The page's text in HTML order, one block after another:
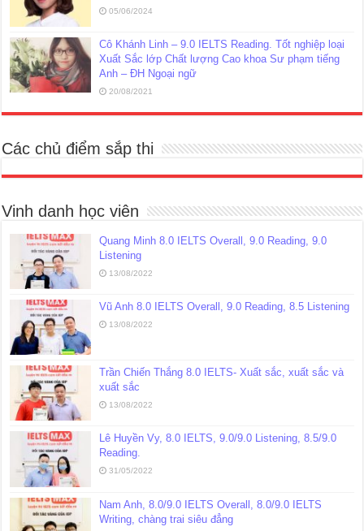
05/06/2024
Cô Khánh Linh – 9.0 IELTS Reading. Tốt nghiệp loại
Xuất Sắc lớp Chất lượng Cao khoa Sư phạm tiếng
Anh – ĐH Ngoại ngữ
20/08/2021
Các chủ điểm sắp thi
Vinh danh học viên
Quang Minh 8.0 IELTS Overall, 9.0 Reading, 9.0
Listening
13/08/2022
Vũ Anh 8.0 IELTS Overall, 9.0 Reading, 8.5 Listening
13/08/2022
Trần Chiến Thắng 8.0 IELTS- Xuất sắc, xuất sắc và
xuất sắc
13/08/2022
Lê Huyền Vy, 8.0 IELTS, 9.0/9.0 Listening, 8.5/9.0
Reading.
31/05/2022
Nam Anh, 8.0/9.0 IELTS Overall, 8.0/9.0 IELTS
Writing, chàng trai siêu đẳng